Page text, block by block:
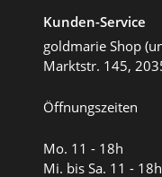
Kunden-Service
goldmarie Shop
Marktstr. 145,
Öffnungszeiten
Mo. 11 - 18h
Mi. bis Sa. 11 - 18h